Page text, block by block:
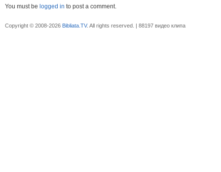
You must be logged in to post a comment.
Copyright © 2008-2026 Bibliata.TV. All rights reserved. | 88197 видео клипа